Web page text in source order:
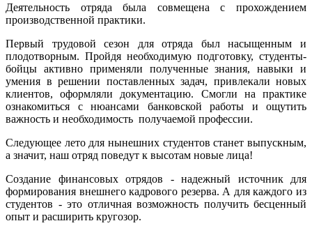
Деятельность отряда была совмещена с прохождением
производственной практики.
Первый трудовой сезон для отряда был насыщенным и
плодотворным. Пройдя необходимую подготовку, студенты-
бойцы активно применяли полученные знания, навыки и
умения в решении поставленных задач, привлекали новых
клиентов, оформляли документацию. Смогли на практике
ознакомиться с нюансами банковской работы и ощутить
важность и необходимость получаемой профессии.
Следующее лето для нынешних студентов станет выпускным,
а значит, наш отряд поведут к высотам новые лица!
Создание финансовых отрядов - надежный источник для
формирования внешнего кадрового резерва. А для каждого из
студентов - это отличная возможность получить бесценный
опыт и расширить кругозор.